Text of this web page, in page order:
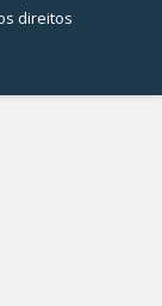
direitos